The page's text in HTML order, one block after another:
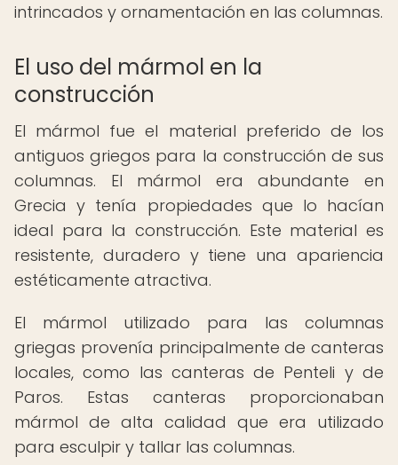
intrincados y ornamentación en las columnas.
El uso del mármol en la
construcción
El mármol fue el material preferido de los
antiguos griegos para la construcción de sus
columnas. El mármol era abundante en
Grecia y tenía propiedades que lo hacían
ideal para la construcción. Este material es
resistente, duradero y tiene una apariencia
estéticamente atractiva.
El mármol utilizado para las columnas
griegas provenía principalmente de canteras
locales, como las canteras de Penteli y de
Paros. Estas canteras proporcionaban
mármol de alta calidad que era utilizado
para esculpir y tallar las columnas.